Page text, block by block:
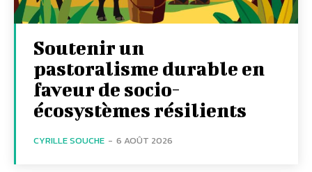
Soutenir un
pastoralisme durable en
faveur de socio-
écosystèmes résilients
CYRILLE SOUCHE - 6 AOÛT 2026